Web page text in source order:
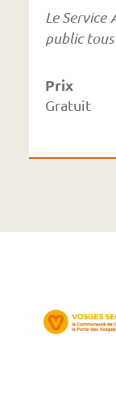
Le Service
public
Prix
Gratuit